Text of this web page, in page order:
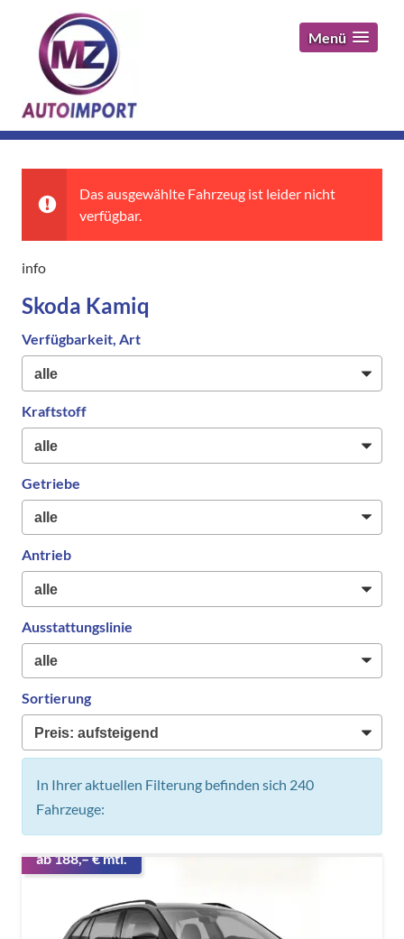
Menü
Das ausgewählte Fahrzeug ist leider nicht
verfügbar.
info
Skoda Kamiq
Verfügbarkeit, Art
Kraftstoff
Getriebe
Antrieb
Ausstattungslinie
Sortierung
In Ihrer aktuellen Filterung befinden sich 240
Fahrzeuge:
ab 188,– € mtl.